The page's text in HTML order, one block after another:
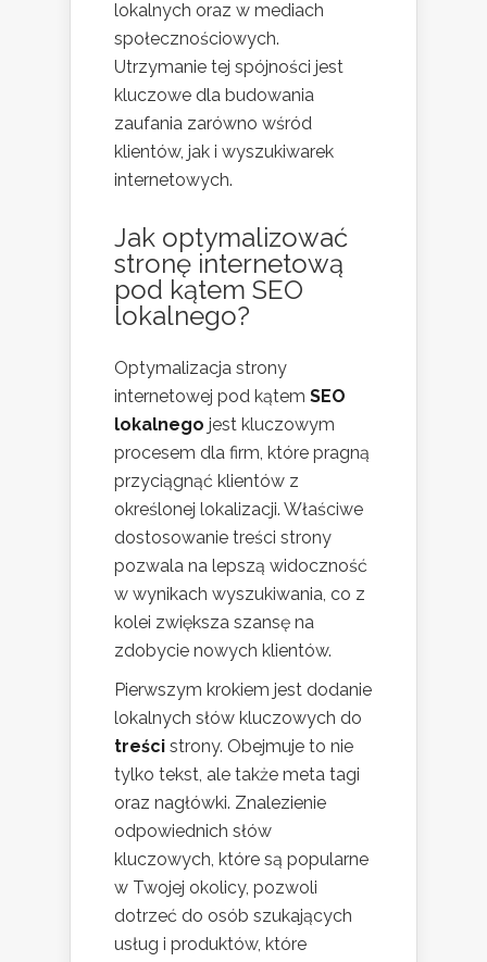
lokalnych oraz w mediach
społecznościowych.
Utrzymanie tej spójności jest
kluczowe dla budowania
zaufania zarówno wśród
klientów, jak i wyszukiwarek
internetowych.
Jak optymalizować
stronę internetową
pod kątem SEO
lokalnego?
Optymalizacja strony
internetowej pod kątem SEO
lokalnego jest kluczowym
procesem dla firm, które pragną
przyciągnąć klientów z
określonej lokalizacji. Właściwe
dostosowanie treści strony
pozwala na lepszą widoczność
w wynikach wyszukiwania, co z
kolei zwiększa szansę na
zdobycie nowych klientów.
Pierwszym krokiem jest dodanie
lokalnych słów kluczowych do
treści strony. Obejmuje to nie
tylko tekst, ale także meta tagi
oraz nagłówki. Znalezienie
odpowiednich słów
kluczowych, które są popularne
w Twojej okolicy, pozwoli
dotrzeć do osób szukających
usług i produktów, które